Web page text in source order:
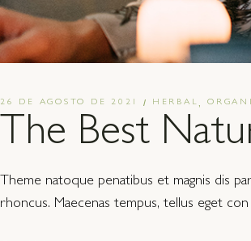
26 DE AGOSTO DE 2021 HERBAL
The Best
Theme natoque penatibus et magnis dis
rhoncus. Maecenas tempus, tellus eget con